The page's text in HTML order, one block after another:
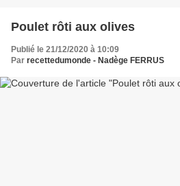
Poulet rôti aux olives
Publié le 21/12/2020 à 10:09
Par recettedumonde - Nadège FERRUS